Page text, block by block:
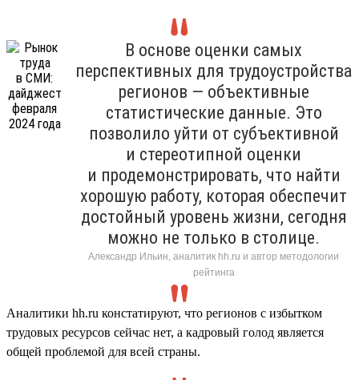
В основе оценки самых
перспективных для трудоустройства
регионов — объективные
статистические данные. Это
позволило уйти от субъективной
и стереотипной оценки
и продемонстрировать, что найти
хорошую работу, которая обеспечит
достойный уровень жизни, сегодня
можно не только в столице.
Александр Ильин, аналитик hh.ru и автор методологии
рейтинга
Аналитики hh.ru констатируют, что регионов с избытком
трудовых ресурсов сейчас нет, а кадровый голод является
общей проблемой для всей страны.